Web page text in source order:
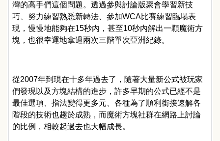
灣的高手們這個問題。透過參與討論版聚會學習新技
巧、努力練習熟悉新轉法、參加WCA比賽練習臨場表
現，慢慢地能夠在15秒內，甚至10秒內解出一顆魔術方
塊，也很幸運地拿過兩次三階單次亞洲紀錄。
從2007年到現在十多年過去了，隨著大量新公式被玩家
們發現以及方塊結構的進步，許多早期的公式已經不是
最佳選項、指法變得更多元、各種為了順利銜接速解各
階段的技術也趨於成熟，而魔術方塊社群在網路上討論
的比例，相較起過去也大幅成長。